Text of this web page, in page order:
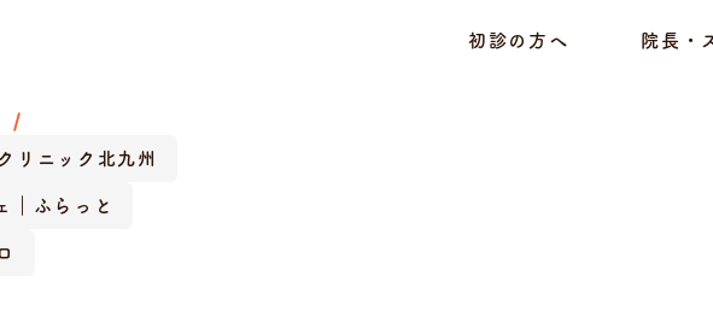
リニック北九州
｜ふらっと
初診の方へ 院長・